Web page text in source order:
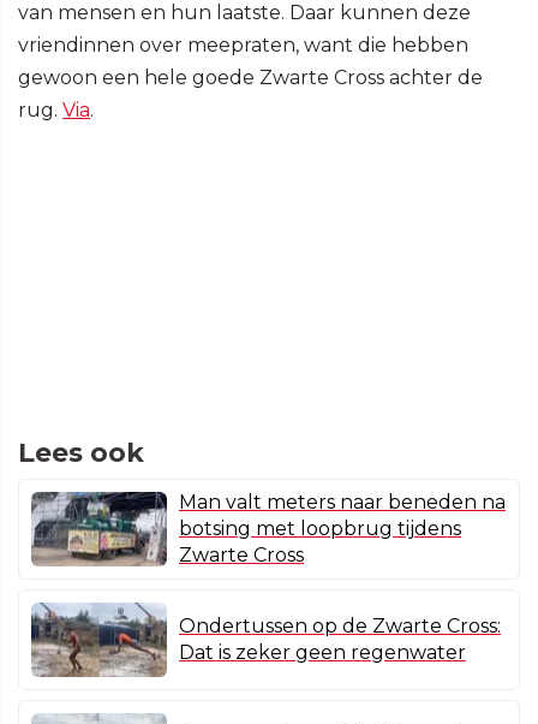
van mensen en hun laatste. Daar kunnen deze
vriendinnen over meepraten, want die hebben
gewoon een hele goede Zwarte Cross achter de
rug. Via.
Lees ook
Man valt meters naar beneden na
botsing met loopbrug tijdens
Zwarte Cross
Ondertussen op de Zwarte Cross:
Dat is zeker geen regenwater